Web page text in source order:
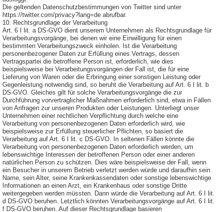
Die geltenden Datenschutzbestimmungen von Twitter sind unter
https://twitter.com/privacy?lang=de abrufbar.
10. Rechtsgrundlage der Verarbeitung
Art. 6 I lit. a DS-GVO dient unserem Unternehmen als Rechtsgrundlage für
Verarbeitungsvorgänge, bei denen wir eine Einwilligung für einen
bestimmten Verarbeitungszweck einholen. Ist die Verarbeitung
personenbezogener Daten zur Erfüllung eines Vertrags, dessen
Vertragspartei die betroffene Person ist, erforderlich, wie dies
beispielsweise bei Verarbeitungsvorgängen der Fall ist, die für eine
Lieferung von Waren oder die Erbringung einer sonstigen Leistung oder
Gegenleistung notwendig sind, so beruht die Verarbeitung auf Art. 6 I lit. b
DS-GVO. Gleiches gilt für solche Verarbeitungsvorgänge die zur
Durchführung vorvertraglicher Maßnahmen erforderlich sind, etwa in Fällen
von Anfragen zur unseren Produkten oder Leistungen. Unterliegt unser
Unternehmen einer rechtlichen Verpflichtung durch welche eine
Verarbeitung von personenbezogenen Daten erforderlich wird, wie
beispielsweise zur Erfüllung steuerlicher Pflichten, so basiert die
Verarbeitung auf Art. 6 I lit. c DS-GVO. In seltenen Fällen könnte die
Verarbeitung von personenbezogenen Daten erforderlich werden, um
lebenswichtige Interessen der betroffenen Person oder einer anderen
natürlichen Person zu schützen. Dies wäre beispielsweise der Fall, wenn
ein Besucher in unserem Betrieb verletzt werden würde und daraufhin sein
Name, sein Alter, seine Krankenkassendaten oder sonstige lebenswichtige
Informationen an einen Arzt, ein Krankenhaus oder sonstige Dritte
weitergegeben werden müssten. Dann würde die Verarbeitung auf Art. 6 I lit.
d DS-GVO beruhen. Letztlich könnten Verarbeitungsvorgänge auf Art. 6 I lit.
f DS-GVO beruhen. Auf dieser Rechtsgrundlage basieren